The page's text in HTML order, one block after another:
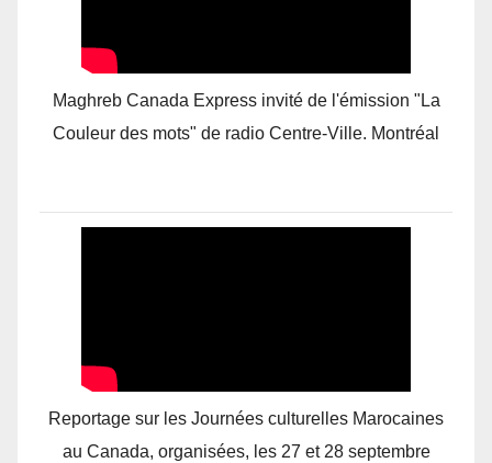
Maghreb Canada Express invité de l'émission "La
Couleur des mots" de radio Centre-Ville. Montréal
Reportage sur les Journées culturelles Marocaines
au Canada, organisées, les 27 et 28 septembre